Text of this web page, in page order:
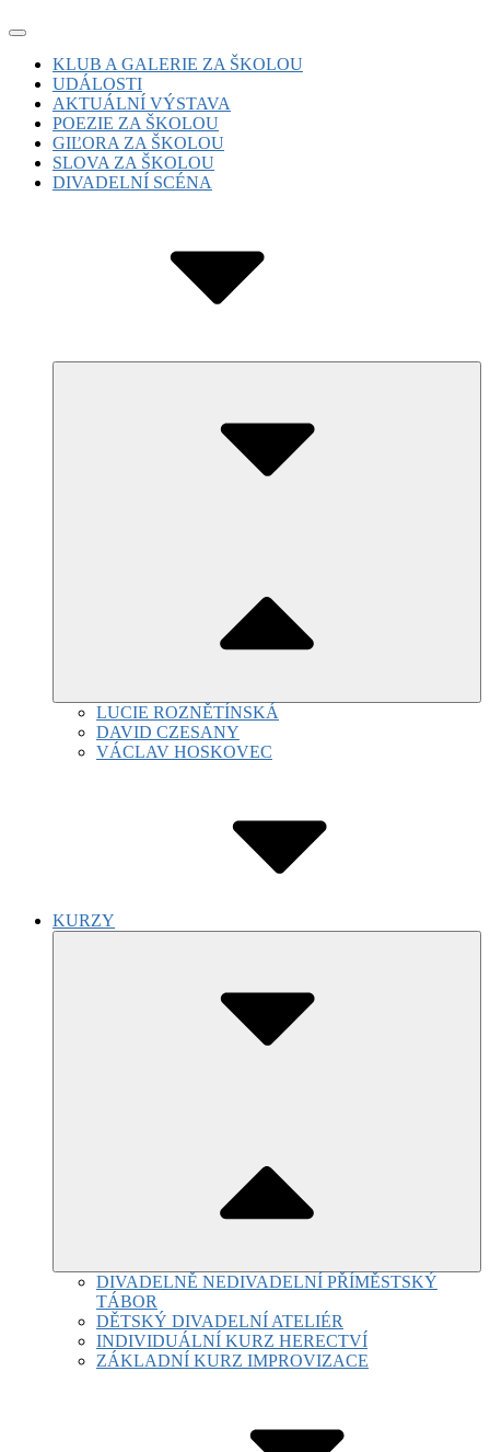
Skip
content
Site
Navigation
Site
Navigation
KLUB A GALERIE ZA ŠKOLOU
UDÁLOSTI
AKTUÁLNÍ VÝSTAVA
POEZIE ZA ŠKOLOU
GIĽORA ZA ŠKOLOU
SLOVA ZA ŠKOLOU
DIVADELNÍ SCÉNA
LUCIE ROZNĚTÍNSKÁ
DAVID CZESANY
VÁCLAV HOSKOVEC
KURZY
DIVADELNĚ NEDIVADELNÍ PŘÍMĚSTSKÝ
TÁBOR
DĚTSKÝ DIVADELNÍ ATELIÉR
INDIVIDUÁLNÍ KURZ HERECTVÍ
ZÁKLADNÍ KURZ IMPROVIZACE